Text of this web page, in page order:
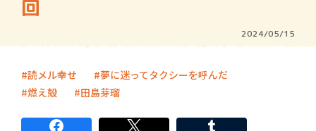
回
2024/05/15
読メル幸せ
夢に迷ってタクシーを呼んだ
燃え殻
田島芽瑠